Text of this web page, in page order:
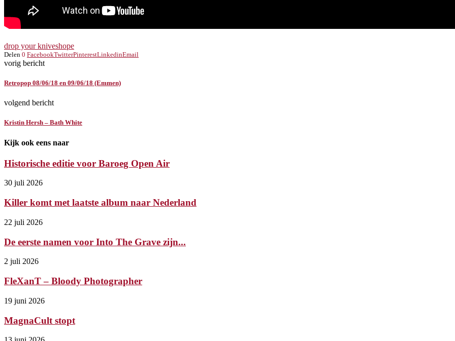
drop your kniveshope
Delen 0 FacebookTwitterPinterestLinkedinEmail
vorig bericht
Retropop 08/06/18 en 09/06/18 (Emmen)
volgend bericht
Kristin Hersh – Bath White
Kijk ook eens naar
Historische editie voor Baroeg Open Air
30 juli 2026
Killer komt met laatste album naar Nederland
22 juli 2026
De eerste namen voor Into The Grave zijn...
2 juli 2026
FleXanT – Bloody Photographer
19 juni 2026
MagnaCult stopt